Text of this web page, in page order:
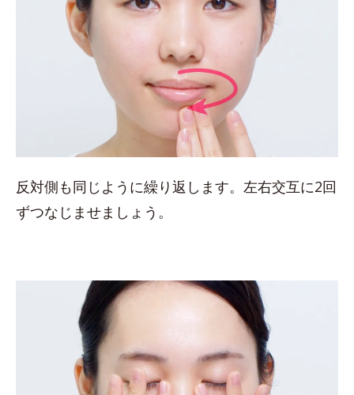
反対側も同じように繰り返します。左右交互に2回
ずつなじませましょう。